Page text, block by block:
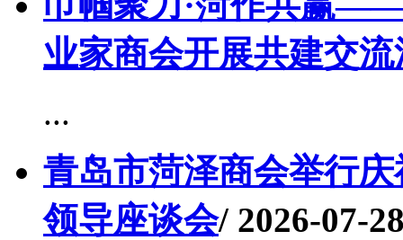
业家商会开展共建交流
...
青岛市菏泽商会举行
领导座谈会/ 2026-07-